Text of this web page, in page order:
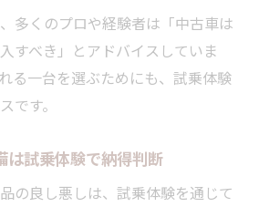
多くのプロや経験者は「中古車は
すべき」とアドバイスしていま
る一台を選ぶためにも、試乗体験
です。
は試乗体験で納得判断
の良し悪しは、試乗体験を通じて